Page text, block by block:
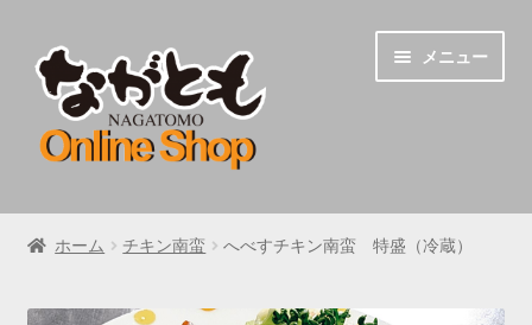
ビ
ー
シ
ン
へ
キ
ン
ン
ツ
ス
キ
プ
メニュー
うどん
ホーム チキン南蛮 へべすチキン南蛮 特盛（冷蔵）